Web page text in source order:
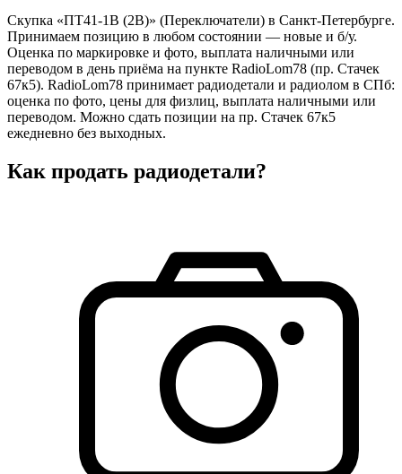
Скупка «ПТ41-1В (2В)» (Переключатели) в Санкт-Петербурге.
Принимаем позицию в любом состоянии — новые и б/у.
Оценка по маркировке и фото, выплата наличными или
переводом в день приёма на пункте RadioLom78 (пр. Стачек
67к5). RadioLom78 принимает радиодетали и радиолом в СПб:
оценка по фото, цены для физлиц, выплата наличными или
переводом. Можно сдать позиции на пр. Стачек 67к5
ежедневно без выходных.
Как продать радиодетали?